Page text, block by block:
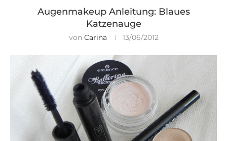
Augenmakeup Anleitung: Blaues
Katzenauge
von Carina 13/06/2012